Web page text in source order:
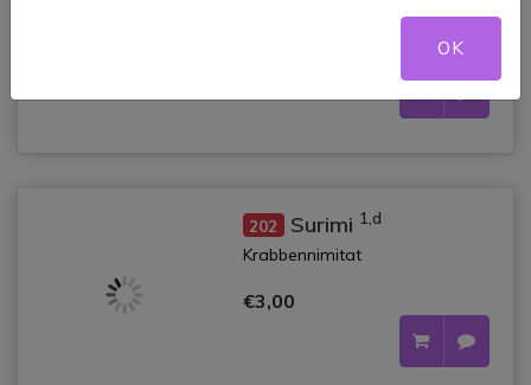
202 Surimi 1,d
Krabbennimitat
€3,00
OK